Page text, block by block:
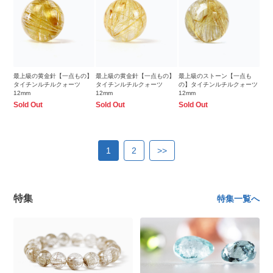
最上級の黄金針【一点もの】
タイチンルチルクォーツ
12mm
Sold Out
最上級の黄金針【一点もの】
タイチンルチルクォーツ
12mm
Sold Out
最上級のストーン【一点も
の】タイチンルチルクォーツ
12mm
Sold Out
1 2 >>
特集 特集一覧へ